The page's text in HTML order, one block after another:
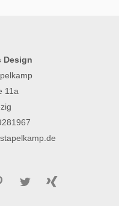
Design
11a
TwitterXing